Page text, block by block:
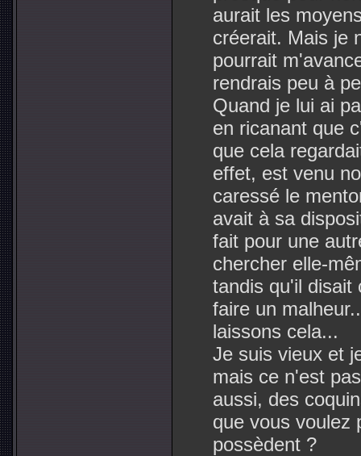
aurait les
créerait. Mais je
pourrait
rendrais peu à
Quand je lui ai
en ricanant que
que cela
effet, est venu
caressé le
avait à sa
fait pour une
chercher elle-
tandis qu'il disait
faire un
laissons cela...
Je suis vieux et
mais ce n'est
aussi, des
que vous voulez
possèdent ?